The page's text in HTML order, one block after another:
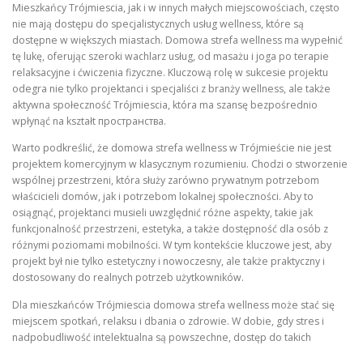
Mieszkańcy Trójmiescia, jak i w innych małych miejscowościach, często
nie mają dostępu do specjalistycznych usług wellness, które są
dostępne w większych miastach. Domowa strefa wellness ma wypełnić
tę lukę, oferując szeroki wachlarz usług, od masażu i joga po terapie
relaksacyjne i ćwiczenia fizyczne. Kluczową rolę w sukcesie projektu
odegra nie tylko projektanci i specjaliści z branży wellness, ale także
aktywna społeczność Trójmiescia, która ma szansę bezpośrednio
wpłynąć na kształt пространства.
Warto podkreślić, że domowa strefa wellness w Trójmieście nie jest
projektem komercyjnym w klasycznym rozumieniu. Chodzi o stworzenie
wspólnej przestrzeni, która służy zarówno prywatnym potrzebom
właścicieli domów, jak i potrzebom lokalnej społeczności. Aby to
osiągnąć, projektanci musieli uwzględnić różne aspekty, takie jak
funkcjonalność przestrzeni, estetyka, a także dostępność dla osób z
różnymi poziomami mobilności. W tym kontekście kluczowe jest, aby
projekt był nie tylko estetyczny i nowoczesny, ale także praktyczny i
dostosowany do realnych potrzeb użytkowników.
Dla mieszkańców Trójmiescia domowa strefa wellness może stać się
miejscem spotkań, relaksu i dbania o zdrowie. W dobie, gdy stres i
nadpobudliwość intelektualna są powszechne, dostęp do takich